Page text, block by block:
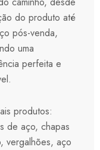
do produto até
pós-venda,
uma
perfeita e
produtos:
de aço, chapas
vergalhões, aço